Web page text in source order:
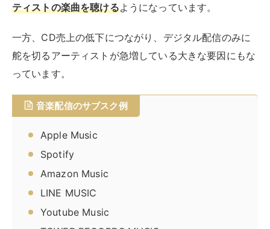
無料で聴けるのは？
で試してみたい、豊富な楽曲をいつでも聴きたいといった幅広いニーズ...
地上波のドラマやアニメだけでなく、独自のコンテンツ
を放映している場合もあります。映画やドラマを独占配
信していることもあるため、複数のサービスに契約して
いる人もいます。